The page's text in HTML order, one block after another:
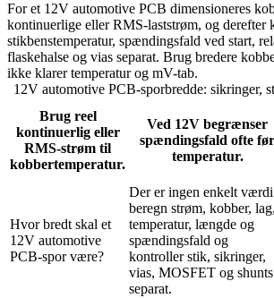
For et 12V automotive PCB dimensioneres
kontinuerlige eller RMS-laststrøm, og derefter
stikbenstemperatur, spændingsfald ved start,
flaskehalse og vias separat. Brug bredere
ikke klarer temperatur og mV-tab.
12V automotive PCB-sporbredde: sikringer,
Brug reel
kontinuerlig eller
RMS-strøm til
kobbertemperatur.
Ved 12V begrænser
spændingsfald ofte før
temperatur.
Hvor bredt skal et
12V automotive
PCB-spor være?
Der er ingen enkelt
beregn strøm, kobber, lag,
temperatur, længde og
spændingsfald og
kontroller stik, sikringer,
vias, MOSFET og shunts
separat.